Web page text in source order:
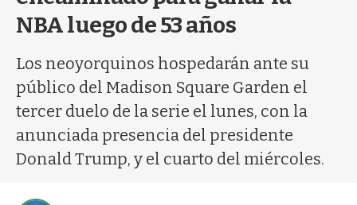
NBA luego de 53 años
Los neoyorquinos hospedarán ante su
público del Madison Square Garden el
tercer duelo de la serie el lunes, con la
anunciada presencia del presidente
Donald Trump, y el cuarto del miércoles.